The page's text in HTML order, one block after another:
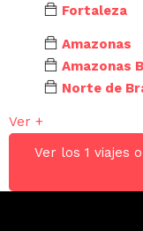
Fortaleza
Amazonas
Amazonas
Norte de
Ver +
Ver los 1 viajes